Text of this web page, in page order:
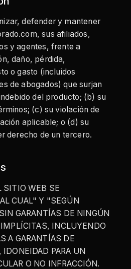
defender y mantener
sus afiliados,
y agentes, frente a
daño, pérdida,
o gasto (incluidos
de abogados) que surjan
del producto; (b) su
(c) su violación de
aplicable; o (d) su
derecho de un tercero.
SITIO WEB SE
CUAL" Y "SEGÚN
GARANTÍAS DE NINGÚN
INCLUYENDO
A GARANTÍAS DE
PARA UN
O NO INFRACCIÓN.